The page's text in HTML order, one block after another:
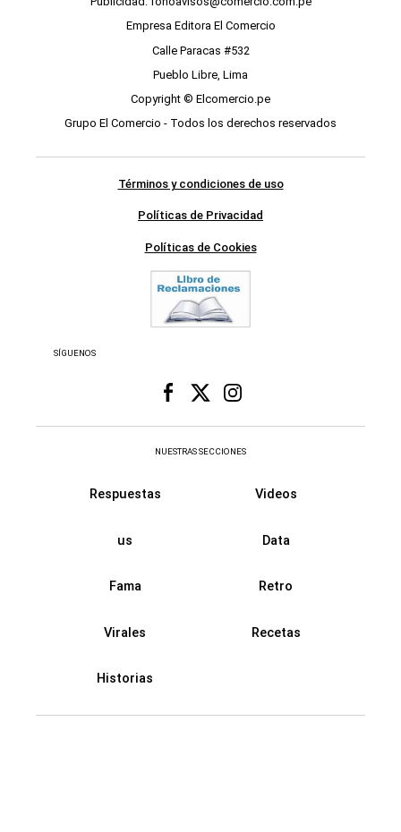
Empresa Editora El Comercio
Calle Paracas #532
Pueblo Libre, Lima
Copyright © Elcomercio.pe
Grupo El Comercio - Todos los derechos reservados
Términos y condiciones de uso
Políticas de Privacidad
Políticas de Cookies
SÍGUENOS
NUESTRAS SECCIONES
Respuestas Videos
us Data
Fama Retro
Virales Recetas
Historias